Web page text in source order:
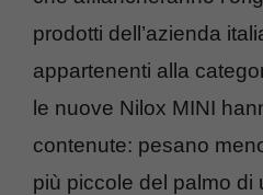
prodotti dell’azienda
appartenenti alla
le nuove Nilox MINI
contenute: pesano
più piccole del palmo di